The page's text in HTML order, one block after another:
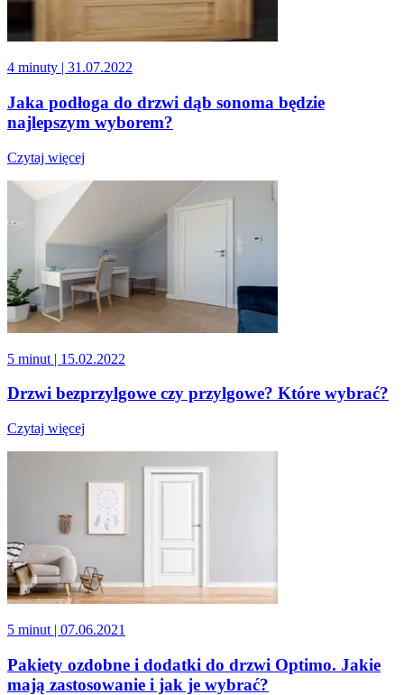
4 minuty | 31.07.2022
Jaka podłoga do drzwi dąb sonoma będzie
najlepszym wyborem?
Czytaj więcej
5 minut | 15.02.2022
Drzwi bezprzylgowe czy przylgowe? Które wybrać?
Czytaj więcej
5 minut | 07.06.2021
Pakiety ozdobne i dodatki do drzwi Optimo. Jakie
mają zastosowanie i jak je wybrać?